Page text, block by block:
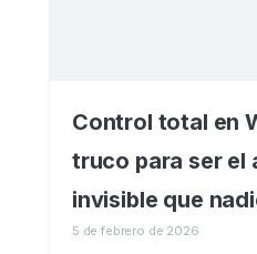
Control total en
truco para ser el
invisible que
5 de febrero de 2026